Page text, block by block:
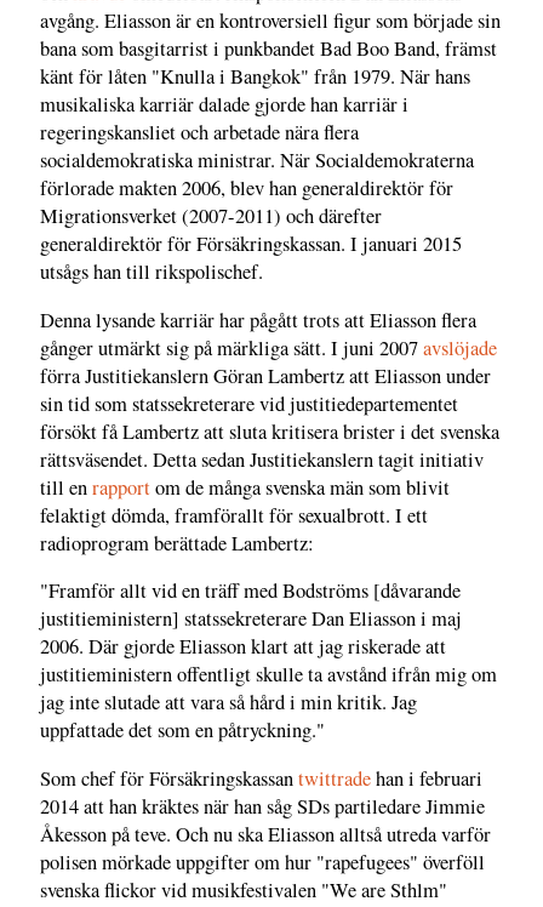
avgång. Eliasson är en kontroversiell figur som började sin
bana som basgitarrist i punkbandet Bad Boo Band, främst
känt för låten "Knulla i Bangkok" från 1979. När hans
musikaliska karriär dalade gjorde han karriär i
regeringskansliet och arbetade nära flera
socialdemokratiska ministrar. När Socialdemokraterna
förlorade makten 2006, blev han generaldirektör för
Migrationsverket (2007-2011) och därefter
generaldirektör för Försäkringskassan. I januari 2015
utsågs han till rikspolischef.
Denna lysande karriär har pågått trots att Eliasson flera
gånger utmärkt sig på märkliga sätt. I juni 2007avslöjade
förra Justitiekanslern Göran Lambertz att Eliasson under
sin tid som statssekreterare vid justitiedepartementet
försökt få Lambertz att sluta kritisera brister i det svenska
rättsväsendet. Detta sedan Justitiekanslern tagit initiativ
till enrapportom de många svenska män som blivit
felaktigt dömda, framförallt för sexualbrott. I ett
radioprogram berättade Lambertz:
"Framför allt vid en träff med Bodströms [dåvarande
justitieministern] statssekreterare Dan Eliasson i maj
2006. Där gjorde Eliasson klart att jag riskerade att
justitieministern offentligt skulle ta avstånd ifrån mig om
jag inte slutade att vara så hård i min kritik. Jag
uppfattade det som en påtryckning."
Som chef för Försäkringskassantwittradehan i februari
2014 att han kräktes när han såg SDs partiledare Jimmie
Åkesson på teve. Och nu ska Eliasson alltså utreda varför
polisen mörkade uppgifter om hur "rapefugees" överföll
svenska flickor vid musikfestivalen "We are Sthlm"